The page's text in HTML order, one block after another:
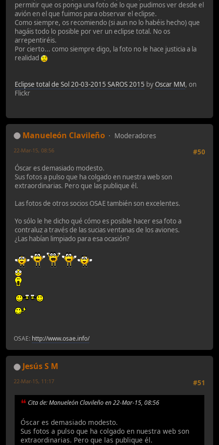
permitir que os ponga una foto de lo que pudimos ver desde el
avión en el que fuimos para observar el eclipse.
Como siempre, os recomiendo (si aun no lo habéis hecho) que
hagáis todo lo posible por ver un eclipse total. No os
arrepentiréis.
Por cierto... como siempre digo, la foto no le hace justicia a la
realidad
Eclipse total de Sol 20-03-2015 SAROS 2015 byOscar MM, on
Flickr
Manueleón Clavileño
Moderadores
#50
22-Mar-15, 08:56
Óscar es demasiado modesto.
Sus fotos a pulso que ha colgado en nuestra web son
extraordinarias. Pero que las publique él.
Las fotos de otros socios OSAE también son excelentes.
Yo sólo le he dicho qué cómo es posible hacer esa foto a
contraluz a través de las sucias ventanas de los aviones.
¿Las habían limpiado para esa ocasión?
OSAE: http://www.osae.info/
Jesús S M
#51
22-Mar-15, 11:17
Cita de: Manueleón Clavileño en 22-Mar-15, 08:56
Óscar es demasiado modesto.
Sus fotos a pulso que ha colgado en nuestra web son
extraordinarias. Pero que las publique él.